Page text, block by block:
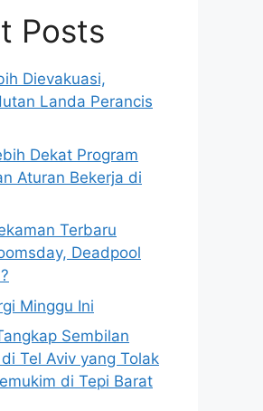
Posts
Dievakuasi,
Landa Perancis
Dekat Program
Aturan Bekerja di
Terbaru
Deadpool
Minggu Ini
Sembilan
Tel Aviv yang Tolak
di Tepi Barat